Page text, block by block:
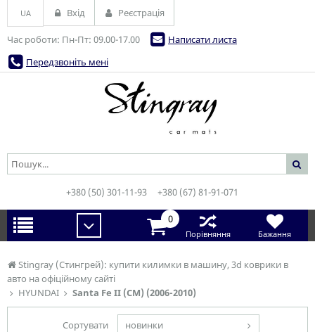
Stingray (Стингрей): купити килимки в машину, 3d коврики в
авто на офіційному сайті
HYUNDAI
Santa Fe II (CM) (2006-2010)
Сортувати новинки
Час роботи: Пн-Пт: 09.00-17.00
Написати листа
Передзвоніть мені
UA Вхід Реєстрація
+380 (50) 301-11-93 +380 (67) 81-91-071
0
Порівняння Бажання